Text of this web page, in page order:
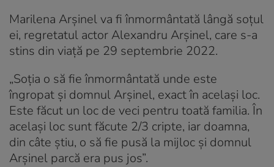
Marilena Arșinel va fi înmormântată lângă soțul
ei, regretatul actor Alexandru Arșinel, care s-a
stins din viață pe 29 septembrie 2022.
„Soția o să fie înmormântată unde este
îngropat și domnul Arșinel, exact în același loc.
Este făcut un loc de veci pentru toată familia. În
același loc sunt făcute 2/3 cripte, iar doamna,
din câte știu, o să fie pusă la mijloc și domnul
Arșinel parcă era pus jos”.